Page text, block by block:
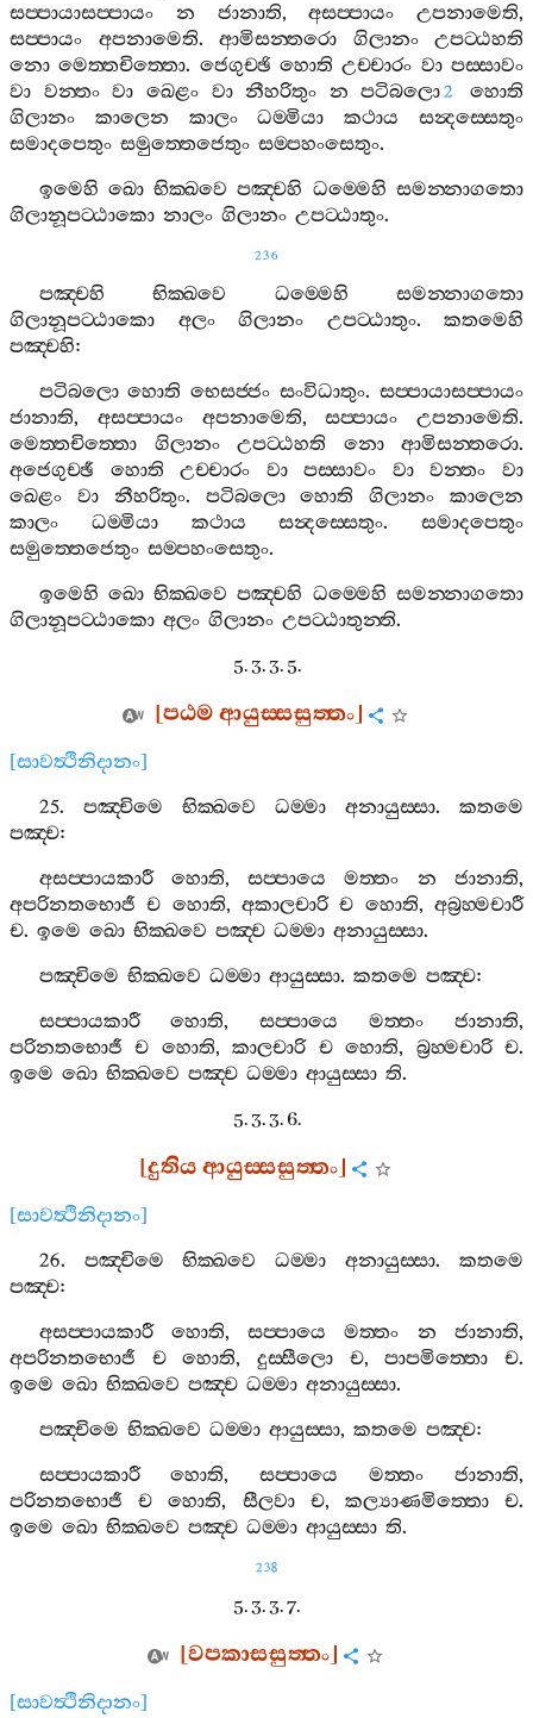
සප‍්පායාසප‍්පායං
න ජානාති,අසප‍්පායං උපනාමෙති,
සප‍්පායං
අපනාමෙති. ආමිසන‍්තරො ගිලානං
උපට‍්ඨහති
නො මෙත‍්තචිත‍්තො. ජෙගුච‍්ඡි හොති උච‍්චාරං වා පස‍්සාවං
වා වන‍්තං වා ඛෙළං වා නීහරිතුං න පටිබලො2
හොති
ගිලානං
කාලෙන කාලං ධම‍්මියා කථාය
සන්‍දස‍්සෙතුං
සමාදපෙතුං සමුත‍්තෙජෙතුං සම‍්පහංසෙතුං.
ඉමෙහි ඛො භික‍්ඛවෙ පඤ‍්චහි ධම‍්මෙහි සමන‍්නාගතො
ගිලානූපට‍්ඨාකො නාලං ගිලානං උපට‍්ඨාතුං.
236
පඤ‍්චහි භික‍්ඛවෙ ධම‍්මෙහි
සමන‍්නාගතො
ගිලානූපට‍්ඨාකො
අලං ගිලානං උපට‍්ඨාතුං. කතමෙහි
පඤ‍්චහි:
පටිබලො හොති භෙසජ‍්ජං සංවිධාතුං. සප‍්පායාසප‍්පායං
ජානාති, අසප‍්පායං අපනාමෙති,සප‍්පායං උපනාමෙති.
මෙත‍්තචිත‍්තො
ගිලානං උපට‍්ඨහති නො ආමිසන‍්තරො.
අජෙගුච‍්ඡී
හොති උච‍්චාරං වා පස‍්සාවං වා වන‍්තං
වා
ඛෙළං
වා නීහරිතුං. පටිබලො හොති ගිලානං
කාලෙන
කාලං
ධම‍්මියා කථාය සන්‍දස‍්සෙතුං. සමාදපෙතුං
සමුත‍්තෙජෙතුං සම‍්පහංසෙතුං.
ඉමෙහි ඛො භික‍්ඛවෙ පඤ‍්චහි ධම‍්මෙහි සමන‍්නාගතො
ගිලානූපට‍්ඨාකො අලං ගිලානං උපට‍්ඨාතුන‍්ති.
5. 3. 3. 5.
[පඨමආයුස‍්සසුත‍්තං]
[සාවත්‍ථිනිදානං]
25. පඤ‍්චිමෙ භික‍්ඛවෙ ධම‍්මා අනායුස‍්සා.කතමෙ
පඤ‍්ච:
අසප‍්පායකාරී
හොති,සප‍්පායෙ මත‍්තං න ජානාති,
අපරිනතභොජී ච හොති,අකාලචාරි ච හොති,අබ්‍රහ‍්මචාරී
ච. ඉමෙ ඛො භික‍්ඛවෙ පඤ‍්ච ධම‍්මා අනායුස‍්සා.
පඤ‍්චිමෙ භික‍්ඛවෙ ධම‍්මා ආයුස‍්සා. කතමෙ පඤ‍්ච:
සප‍්පායකාරී
හොති,සප‍්පායෙ මත‍්තං ජානාති,
පරිනතභොජී
ච හොති,කාලචාරි ච හොති, බ්‍රහ‍්මචාරි ච.
ඉමෙ ඛො භික‍්ඛවෙ පඤ‍්ච ධම‍්මා ආයුස‍්සා ති.
5. 3. 3. 6.
[දුතියආයුස‍්සසුත‍්තං]
[සාවත්‍ථිනිදානං]
26. පඤ‍්චිමෙ භික‍්ඛවෙ ධම‍්මා අනායුස‍්සා. කතමෙ
පඤ‍්ච:
අසප‍්පායකාරී
හොති,සප‍්පායෙ මත‍්තං න ජානාති,
අපරිනතභොජී
ච හොති,දුස‍්සීලො ච,පාපමිත‍්තො ච.
ඉමෙ ඛො භික‍්ඛවෙ පඤ‍්ච ධම‍්මා අනායුස‍්සා.
පඤ‍්චිමෙ භික‍්ඛවෙ ධම‍්මා ආයුස‍්සා, කතමෙ පඤ‍්ච:
සප‍්පායකාරී
හොති,සප‍්පායෙ මත‍්තං ජානාති,
පරිනතභොජී
ච හොති, සීලවා ච, කල්‍යාණමිත‍්තො ච.
ඉමෙ ඛො භික‍්ඛවෙ පඤ‍්ච ධම‍්මා ආයුස‍්සා ති.
238
5. 3. 3. 7.
[වපකාසසුත‍්තං]
[සාවත්‍ථිනිදානං]